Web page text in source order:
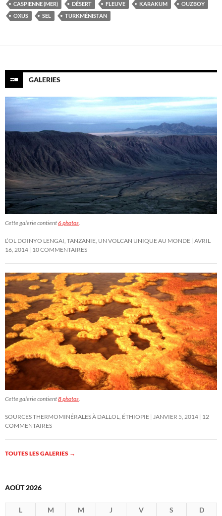
CASPIENNE (MER)
DÉSERT FLEUVE KARAKUM
OUZBOY
OXUS
SEL TURKMÉNISTAN
GALERIES
Cette galerie contient6 photos.
L’OL DOINYO LENGAI, TANZANIE, UN VOLCAN UNIQUE AU MONDE AVRIL
16, 2014 10 COMMENTAIRES
Cette galerie contient8 photos.
SOURCES THERMOMINÉRALES À DALLOL, ÉTHIOPIE JANVIER 5, 2014 12
COMMENTAIRES
TOUTES LES GALERIES →
AOÛT 2026
L M M J V S
D